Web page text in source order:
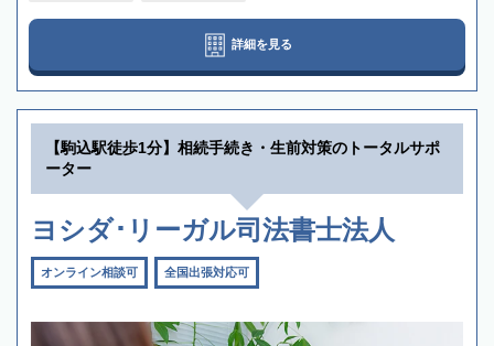
詳細を見る
【駒込駅徒歩1分】相続手続き・生前対策のトータルサポ
ーター
ヨシダ･リーガル司法書士法人
オンライン相談可 全国出張対応可